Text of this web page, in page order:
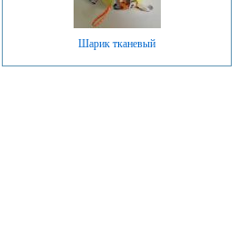
Шарик тканевый